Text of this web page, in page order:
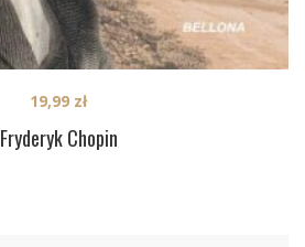
Fryderyk Chopin
19,99 zł